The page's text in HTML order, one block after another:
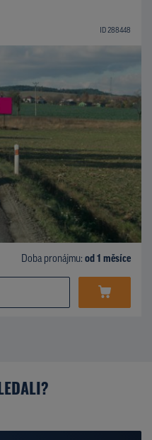
ID 288448
Doba pronájmu: od 1 měsíce